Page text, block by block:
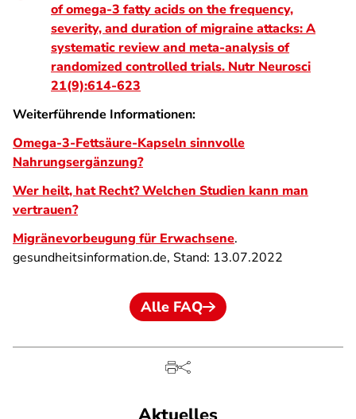
of omega-3 fatty acids on the frequency,
severity, and duration of migraine attacks: A
systematic review and meta-analysis of
randomized controlled trials. Nutr Neurosci
21(9):614-623
Weiterführende Informationen:
Omega-3-Fettsäure-Kapseln sinnvolle
Nahrungsergänzung?
Wer heilt, hat Recht? Welchen Studien kann man
vertrauen?
Migränevorbeugung für Erwachsene.
gesundheitsinformation.de, Stand: 13.07.2022
Alle FAQ